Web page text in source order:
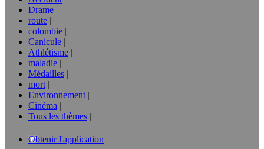
Drame
route
colombie
Canicule
Athlétisme
maladie
Médailles
mort
Environnement
Cinéma
Tous les thèmes
Obtenir l'application